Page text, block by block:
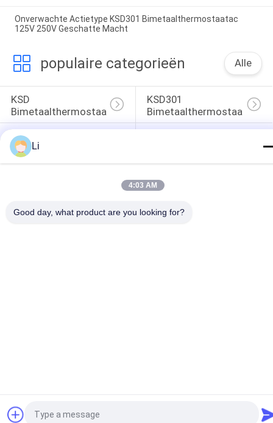
Onverwachte Actietype KSD301 Bimetaalthermostaatac
125V 250V Geschatte Macht
populaire categorieën Alle
KSD
Bimetaalthermostaat
KSD301
Bimetaalthermostaat
Thermische
Beschermingsschakelaar
Thermistortemperatuur
17AM Thermische
Beschermer
Thermische
Scheidingsschakelaar
Vraag een offerte aan
Li
4:03 AM
Good day, what product are you looking for?